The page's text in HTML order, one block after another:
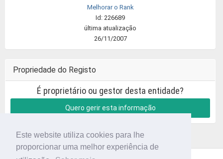
Este website utiliza cookies para lhe
proporcionar uma melhor experiência de
Melhorar o Rank
Id: 226689
última atualização
26/11/2007
Propriedade do Registo
É proprietário ou gestor desta entidade?
Quero gerir esta informação